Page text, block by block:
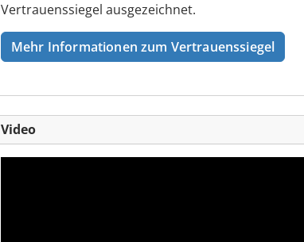
Vertrauenssiegel ausgezeichnet.
Mehr Informationen zum Vertrauenssiegel
Video